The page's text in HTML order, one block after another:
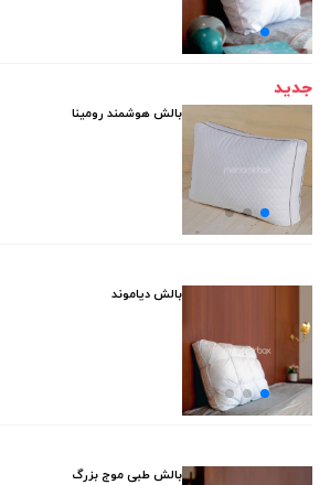
جدید
بالش هوشمند رومینا
بالش دیاموند
بالش طبی موج بزرگ